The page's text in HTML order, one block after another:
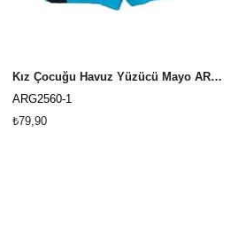
Kız Çocuğu Havuz Yüzücü Mayo ARG-2560 Turkuaz
ARG2560-1
₺79,90